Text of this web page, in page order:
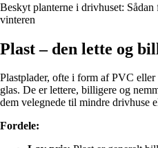
Beskyt planterne i drivhuset:
vinteren
Plast – den lette og
Plastplader, ofte i form af PVC
glas. De er lettere, billigere og
dem velegnede til mindre drivhuse
Fordele: